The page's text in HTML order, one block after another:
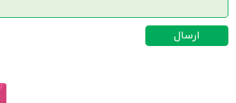
ارسال